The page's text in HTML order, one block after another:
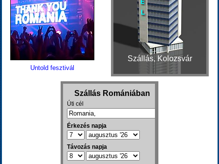
Untold fesztivál
Szállás, Kolozsvár